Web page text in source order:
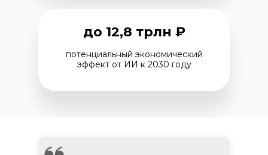
до 12,8 трлн ₽
потенциальный экономический
эффект от ИИ к 2030 году